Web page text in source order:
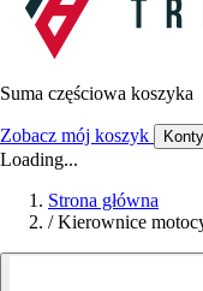
Suma częściowa koszyka
Zobacz mój koszyk
Loading...
Strona główna
/ Kierownice